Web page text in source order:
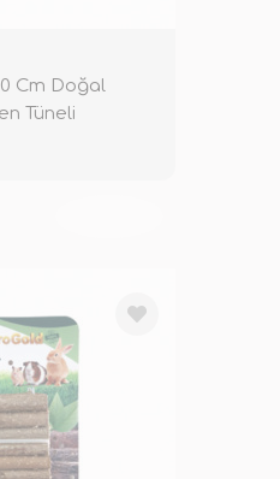
Cm Doğal
Tüneli